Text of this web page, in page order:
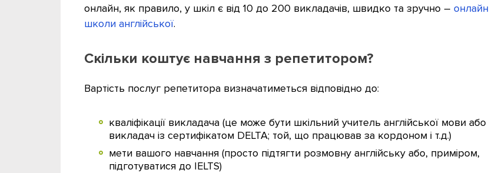
онлайн, як правило, у шкіл є від 10 до 200 викладачів, швидко та зручно – онлайн
школи англійської.
Скільки коштує навчання з репетитором?
Вартість послуг репетитора визначатиметься відповідно до:
кваліфікації викладача (це може бути шкільний учитель англійської мови або
викладач із сертифікатом DELTA; той, що працював за кордоном і т.д.)
мети вашого навчання (просто підтягти розмовну англійську або, приміром,
підготуватися до IELTS)